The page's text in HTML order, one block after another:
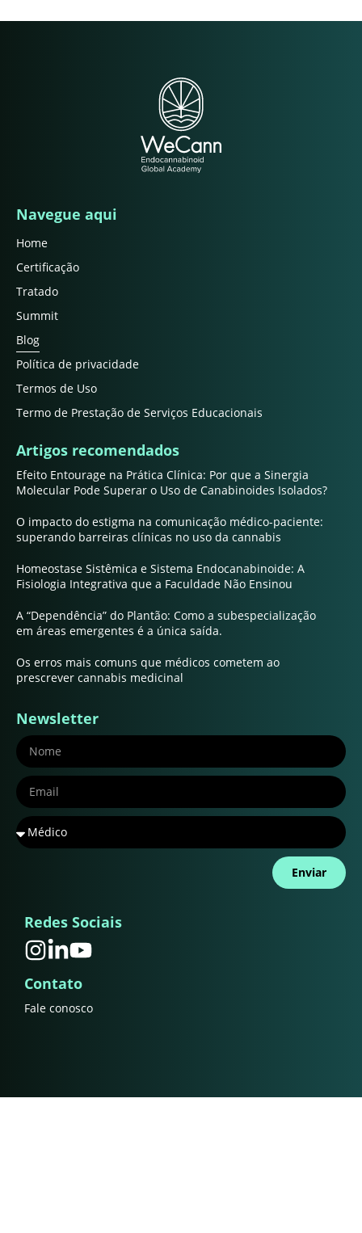
Navegue aqui
Home
Certificação
Tratado
Summit
Blog
Política de privacidade
Termos de Uso
Termo de Prestação de Serviços Educacionais
Artigos recomendados
Efeito Entourage na Prática Clínica: Por que a Sinergia
Molecular Pode Superar o Uso de Canabinoides Isolados?
O impacto do estigma na comunicação médico-paciente:
superando barreiras clínicas no uso da cannabis
Homeostase Sistêmica e Sistema Endocanabinoide: A
Fisiologia Integrativa que a Faculdade Não Ensinou
A “Dependência” do Plantão: Como a subespecialização
em áreas emergentes é a única saída.
Os erros mais comuns que médicos cometem ao
prescrever cannabis medicinal
Newsletter
Enviar
Redes Sociais
Contato
Fale conosco